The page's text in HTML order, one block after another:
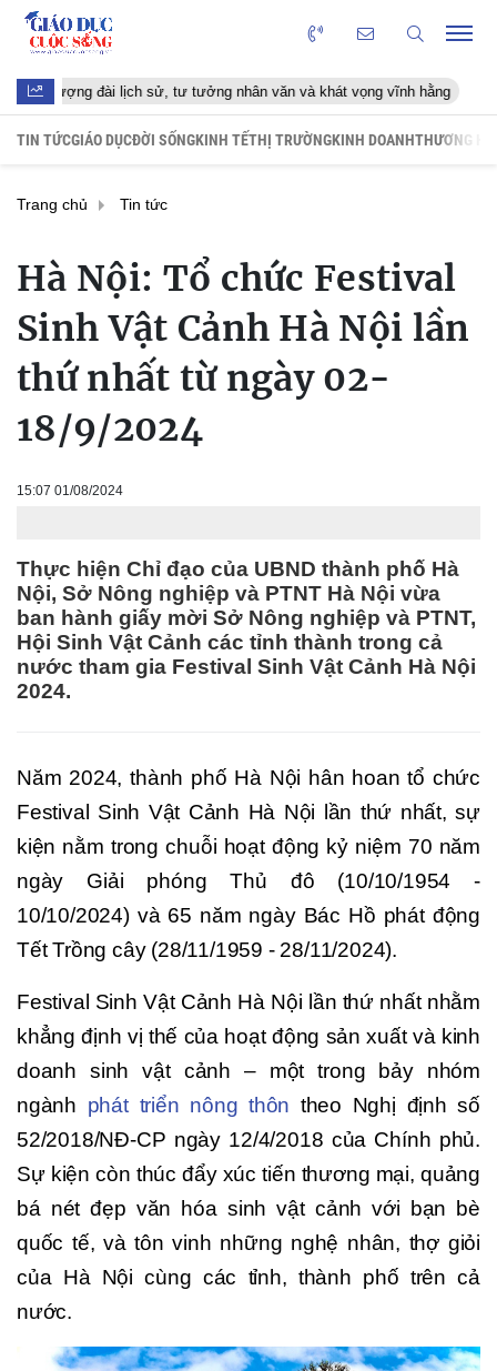
lịch sử, tư tưởng nhân văn và khát vọng vĩnh hằng Trần Thị
TIN TỨCGIÁO DỤCĐỜI SỐNGKINH TẾTHỊ TRƯỜNGKINH DOANHTHƯƠNG
Trang chủ Tin tức
Hà Nội: Tổ chức Festival
Sinh Vật Cảnh Hà Nội lần
thứ nhất từ ngày 02-
18/9/2024
15:07 01/08/2024
Thực hiện Chỉ đạo của UBND thành phố Hà
Nội, Sở Nông nghiệp và PTNT Hà Nội vừa
ban hành giấy mời Sở Nông nghiệp và PTNT,
Hội Sinh Vật Cảnh các tỉnh thành trong cả
nước tham gia Festival Sinh Vật Cảnh Hà Nội
2024.
Năm 2024, thành phố Hà Nội hân hoan tổ chức
Festival Sinh Vật Cảnh Hà Nội lần thứ nhất, sự
kiện nằm trong chuỗi hoạt động kỷ niệm 70 năm
ngày Giải phóng Thủ đô (10/10/1954 -
10/10/2024) và 65 năm ngày Bác Hồ phát động
Tết Trồng cây (28/11/1959 - 28/11/2024).
Festival Sinh Vật Cảnh Hà Nội lần thứ nhất nhằm
khẳng định vị thế của hoạt động sản xuất và kinh
doanh sinh vật cảnh – một trong bảy nhóm
ngành phát triển nông thôn theo Nghị định số
52/2018/NĐ-CP ngày 12/4/2018 của Chính phủ.
Sự kiện còn thúc đẩy xúc tiến thương mại, quảng
bá nét đẹp văn hóa sinh vật cảnh với bạn bè
quốc tế, và tôn vinh những nghệ nhân, thợ giỏi
của Hà Nội cùng các tỉnh, thành phố trên cả
nước.